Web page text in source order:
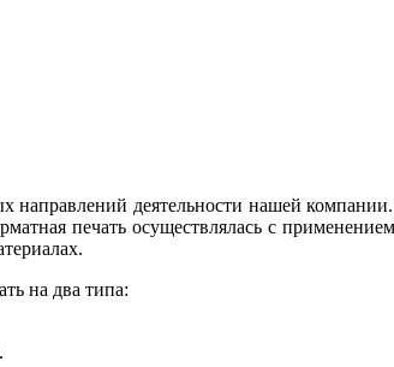
направлений деятельности нашей
печать осуществлялась с
на два типа: